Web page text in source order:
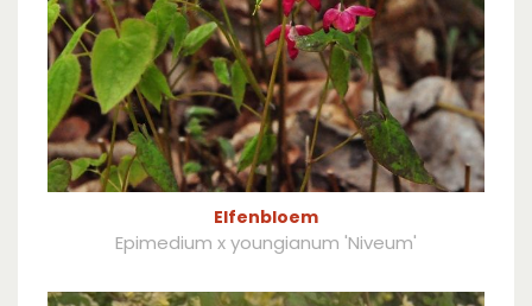
Elfenbloem
Epimedium x youngianum 'Niveum'